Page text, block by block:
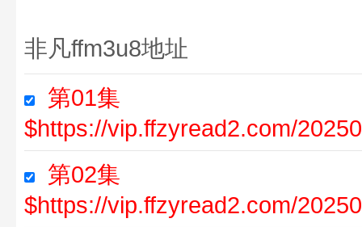
非凡ffm3u8地址
第01集
$https://vip.ffzyread2.com/
第02集
$https://vip.ffzyread2.com/